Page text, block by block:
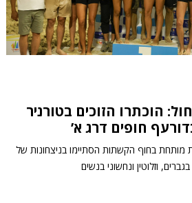
הוכתרו הזוכים בטורניר
חופים דרג א’
מותחת בחוף הקשתות הסתיימו בניצחונות של
וזלוטין ונחשוני בנשים